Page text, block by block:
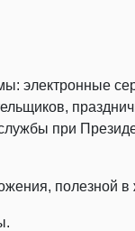
электронные
при
полезной в